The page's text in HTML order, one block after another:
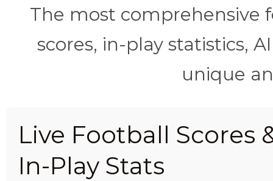
The most
scores, in-play statistics,
unique
Live Football Scores
In-Play Stats